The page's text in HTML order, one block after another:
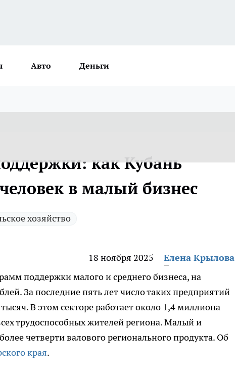
Авто Деньги
как Кубань
в малый бизнес
хозяйство
18 ноября 2025
Елена Крылова
поддержки малого и среднего бизнеса, на
За последние пять лет число таких предприятий
В этом секторе работает около 1,4 миллиона
трудоспособных жителей региона. Малый и
четверти валового регионального продукта. Об
края.